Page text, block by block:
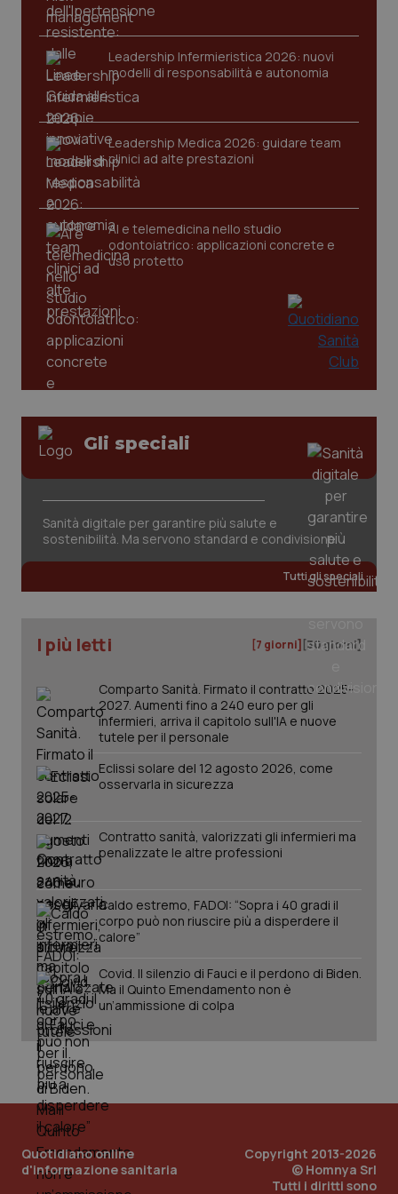
Leadership Infermieristica 2026: nuovi
modelli di responsabilità e autonomia
Leadership Medica 2026: guidare team
clinici ad alte prestazioni
AI e telemedicina nello studio
odontoiatrico: applicazioni concrete e
uso protetto
Gli speciali
Sanità digitale per garantire più salute e
sostenibilità. Ma servono standard e condivisione
Tutti gli speciali
I più letti [7 giorni] [30 giorni]
Comparto Sanità. Firmato il contratto 2025-
2027. Aumenti fino a 240 euro per gli
infermieri, arriva il capitolo sull'IA e nuove
tutele per il personale
Eclissi solare del 12 agosto 2026, come
osservarla in sicurezza
Contratto sanità, valorizzati gli infermieri ma
penalizzate le altre professioni
Caldo estremo, FADOI: “Sopra i 40 gradi il
corpo può non riuscire più a disperdere il
calore”
Covid. Il silenzio di Fauci e il perdono di Biden.
Ma il Quinto Emendamento non è
un’ammissione di colpa
Quotidiano online
d'informazione sanitaria
Copyright 2013-2026
© Homnya Srl
Tutti i diritti sono
VISITOR_PRIVACY_METADATA
.youtube.com
CookieScriptConsent
CookieScript
www.quotidianosanita.it
tracking-sites-ironfish-
www.quotidianosanita.it
2
tracking-sites-ironfish-
session-id
www.quotidianosanita.it
_ga
PHPSESSID